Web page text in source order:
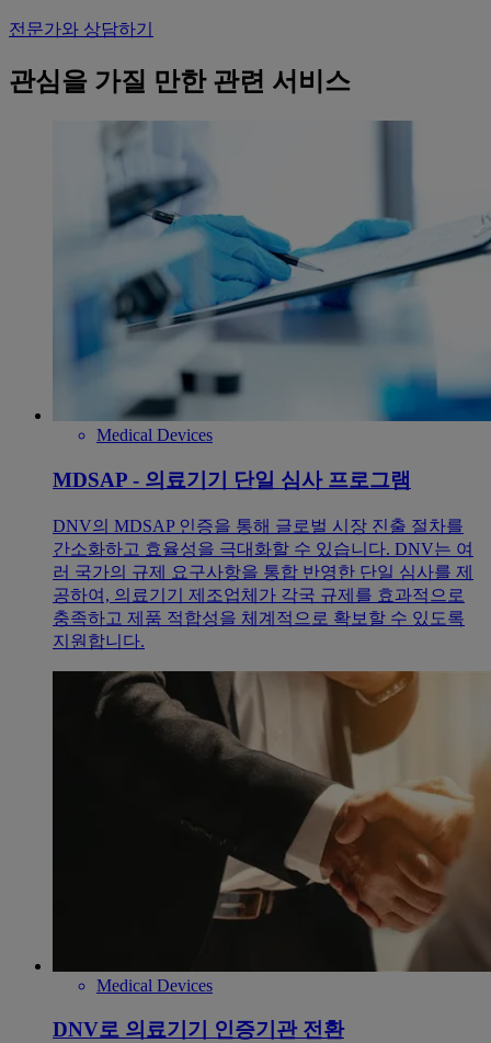
전문가와 상담하기
관심을 가질 만한 관련 서비스
Medical Devices
MDSAP - 의료기기 단일 심사 프로그램
DNV의 MDSAP 인증을 통해 글로벌 시장 진출 절차를
간소화하고 효율성을 극대화할 수 있습니다. DNV는 여
러 국가의 규제 요구사항을 통합 반영한 단일 심사를 제
공하여, 의료기기 제조업체가 각국 규제를 효과적으로
충족하고 제품 적합성을 체계적으로 확보할 수 있도록
지원합니다.
Medical Devices
DNV로 의료기기 인증기관 전환